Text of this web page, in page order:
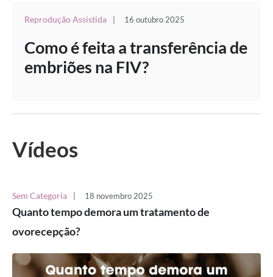
Reprodução Assistida | 16 outubro 2025
Como é feita a transferência de
embriões na FIV?
Vídeos
Sem Categoria | 18 novembro 2025
Quanto tempo demora um tratamento de
ovorecepção?